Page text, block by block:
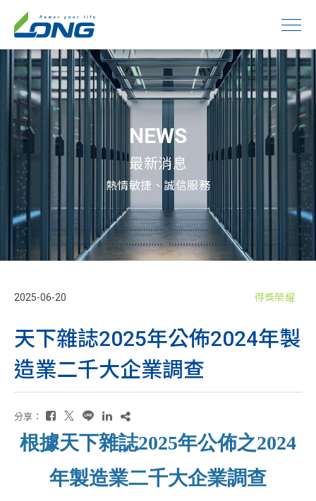
NEWS
最新消息
熱情敏捷、誠信服務
2025-06-20 得獎榮耀
天下雜誌2025年公佈2024年製
造業二千大企業調查
分享：
根據天下雜誌2025年公佈之2024
年製造業二千大企業調查